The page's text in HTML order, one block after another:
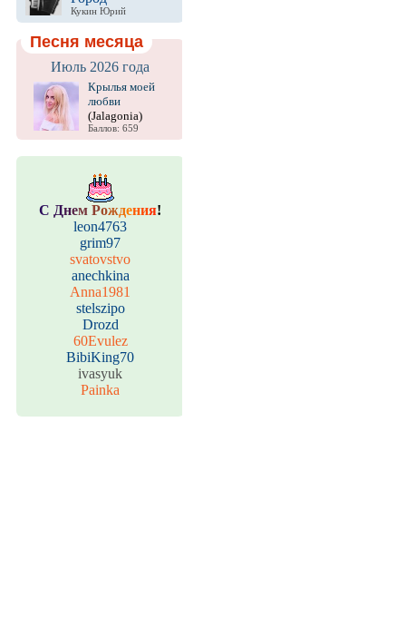
Кукин Юрий
Песня месяца
Июль 2026 года
Крылья моей
любви
(Jalagonia)
Баллов: 659
С Днем Рождения!
leon4763
grim97
svatovstvo
anechkina
Anna1981
stelszipo
Drozd
60Evulez
BibiKing70
ivasyuk
Painka